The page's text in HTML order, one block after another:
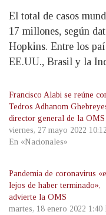
El total de casos
17 millones, según
Hopkins. Entre los
EE.UU., Brasil y la
Francisco Alabi se reúne
Tedros Adhanom
director general de la OMS
viernes, 27 mayo 2022
En «Nacionales»
Pandemia de coronavirus
lejos de haber terminado»,
advierte la OMS
martes, 18 enero 2022 1:40